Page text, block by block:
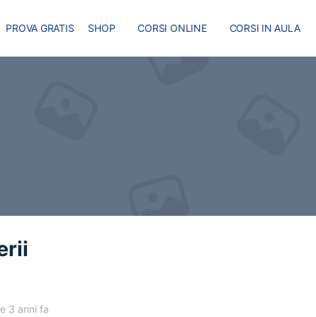
PROVA GRATIS SHOP CORSI ONLINE CORSI IN AULA
3 anni fa